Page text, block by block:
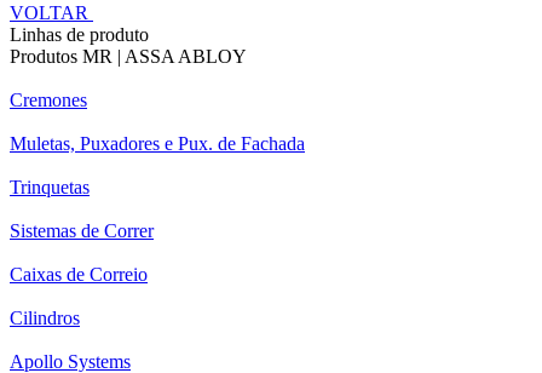
VOLTAR
Linhas de produto
Produtos MR | ASSA ABLOY
Cremones
Muletas, Puxadores e Pux. de Fachada
Trinquetas
Sistemas de Correr
Caixas de Correio
Cilindros
Apollo Systems